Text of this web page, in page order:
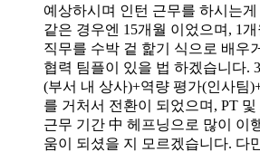
예상하시며 인턴 근무를 하시는게
같은 경우엔 15개월 이었으며, 1
직무를 수박 겉 핥기 식으로 배우
협력 팀플이 있을 법 하겠습니다.
(부서 내 상사)+역량 평가(인사팀
를 거처서 전환이 되었으며, PT
근무 기간 中 헤프닝으로 많이 이
움이 되셨을 지 모르겠습니다. 다